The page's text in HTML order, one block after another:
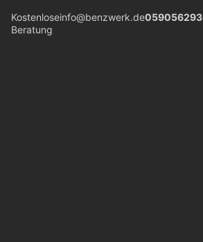
Kostenlose
Beratung
info@benzwerk.de